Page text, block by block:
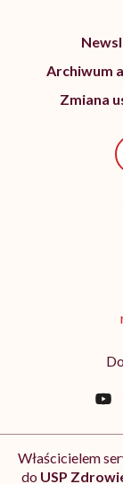
Archiwum
Zmiana
Właścicielem
do USP